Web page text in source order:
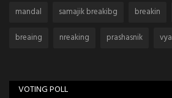
mandal
samajik breakibg breakin
breaing
nreaking prashasnik
VOTING POLL